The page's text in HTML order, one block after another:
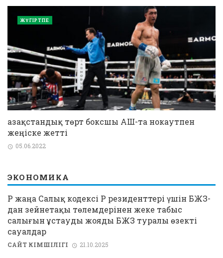
Қазақстандық төрт боксшы АҚШ-та нокаутпен
жеңіске жетті
05.06.2022
ЖҮГІРТПЕ
ЭКОНОМИКА
ҚР жаңа Салық кодексі ҚР резиденттері үшін БЖЗҚ-
дан зейнетақы төлемдерінен жеке табыс
салығын ұстауды жояды БЖЗҚ туралы өзекті
сауалдар
САЙТ ӘКІМШІЛІГІ 21.10.2025